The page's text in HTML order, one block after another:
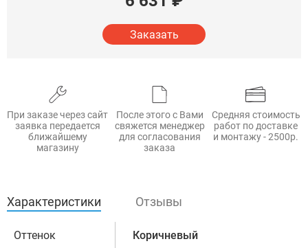
Заказать
При заказе через сайт
заявка передается
ближайшему
магазину
После этого с Вами
свяжется менеджер
для согласования
заказа
Средняя стоимость
работ по доставке
и монтажу - 2500р.
Характеристики Отзывы
Оттенок Коричневый